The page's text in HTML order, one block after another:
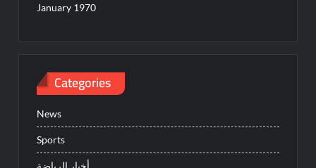
January 1970
Categories
News
Sports
أخبار الرياضة